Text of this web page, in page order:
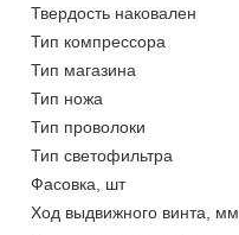
Твердость наковален
Тип компрессора
Тип магазина
Тип ножа
Тип проволоки
Тип светофильтра
Фасовка, шт
Ход выдвижного винта, мм